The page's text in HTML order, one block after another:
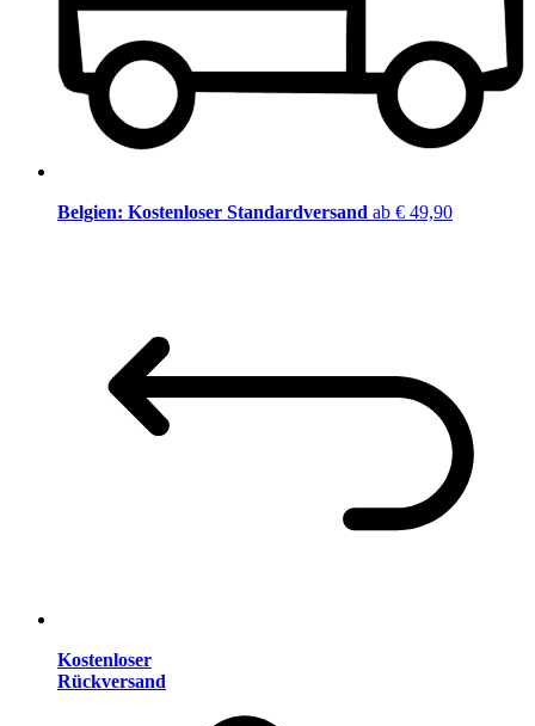
Belgien: Kostenloser Standardversand ab € 49,90
Kostenloser
Rückversand